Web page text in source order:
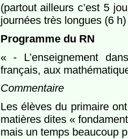
(partout ailleurs c’est 5
journées très longues (6
Programme du RN
« - L’enseignement
français, aux
Commentaire
Les élèves du primaire
matières dites «
mais un temps beaucoup